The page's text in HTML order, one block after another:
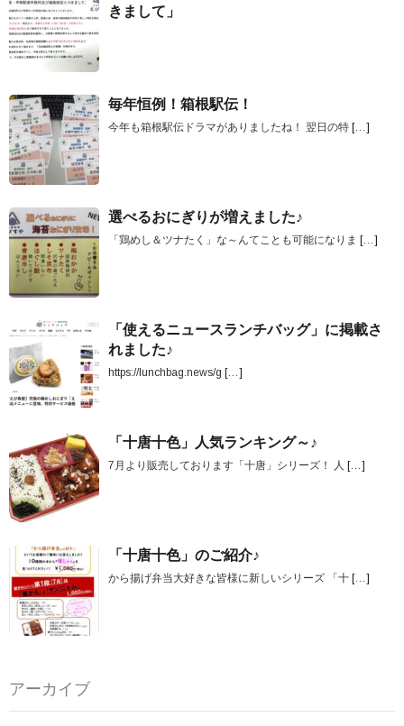
きまして」
毎年恒例！箱根駅伝！
今年も箱根駅伝ドラマがありましたね！ 翌日の特 […]
選べるおにぎりが増えました♪
「鶏めし＆ツナたく」な～んてことも可能になりま […]
「使えるニュースランチバッグ」に掲載さ
れました♪
https://lunchbag.news/g […]
「十唐十色」人気ランキング～♪
7月より販売しております「十唐」シリーズ！ 人 […]
「十唐十色」のご紹介♪
から揚げ弁当大好きな皆様に新しいシリーズ 「十 […]
アーカイブ